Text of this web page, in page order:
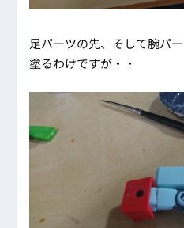
足パーツの先、そして腕パ
塗るわけですが・・